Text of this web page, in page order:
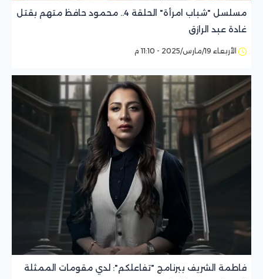
مسلسل "شباب امرأة" الحلقة 4.. محمود حافظ متهم بقتل
غادة عبد الرازق
الأربعاء 19/مارس/2025 - 11:10 م
فاطمة الشريف ببرنامج "تفاعلكم": لدي مقومات الممثلة